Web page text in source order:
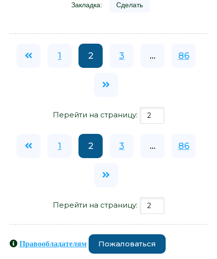
Закладка: Сделать
1 2 3 ... 86
Перейти на страницу:
1 2 3 ... 86
Перейти на страницу:
Правообладателям Пожаловаться